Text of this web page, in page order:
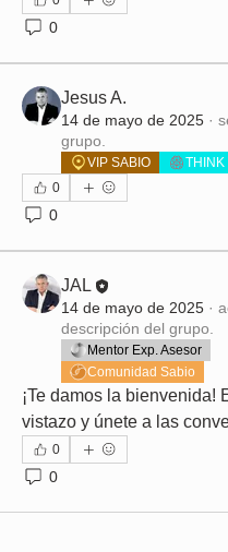
0
Jesus A.
14 de mayo de 2025 ·
grupo.
VIP SABIO
THINK
0
0
JAL
14 de mayo de 2025 ·
descripción del grupo.
Mentor Exp. Asesor
Comunidad Sabio
¡Te damos la bienvenida!
vistazo y únete a las
0
0